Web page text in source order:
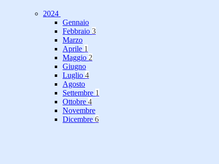
2024
Gennaio
Febbraio 3
Marzo
Aprile 1
Maggio 2
Giugno
Luglio 4
Agosto
Settembre 1
Ottobre 4
Novembre
Dicembre 6